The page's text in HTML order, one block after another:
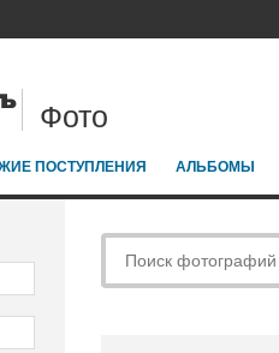
Фото
ПОСТУПЛЕНИЯ АЛЬБОМЫ